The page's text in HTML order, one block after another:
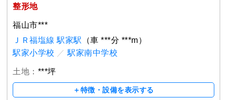
整形地
福山市***
ＪＲ福塩線 駅家駅
（車 ***分 ***m）
駅家小学校 ／ 駅家南中学校
土地： ***坪
＋特徴・設備を表示する